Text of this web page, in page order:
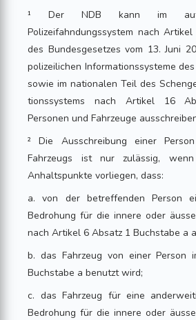
¹ Der NDB kann im
Polizeifahndungssystem nach
des Bundesgesetzes vom 13. Juni
polizeilichen Informa­tionssysteme des
sowie im nationalen Teil des
tionssystems nach Artikel 16
Personen und Fahrzeuge
² Die Ausschreibung einer
Fahrzeugs ist nur zulässig, wenn
Anhaltspunkte vorliegen, dass:
a. von der betreffenden Person
Bedrohung für die innere oder
nach Artikel 6 Absatz 1 Buchstabe a
b. das Fahrzeug von einer Person
Buchstabe a benutzt wird;
c. das Fahrzeug für eine
Bedrohung für die innere oder